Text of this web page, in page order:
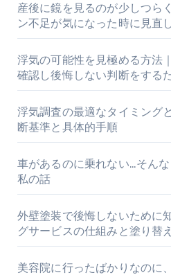
産後に鏡を見るのが少しつら
ン不足が気になった時に見直
浮気の可能性を見極める方法
確認し後悔しない判断をする
浮気調査の最適なタイミング
断基準と具体的手順
車があるのに乗れない…そん
私の話
外壁塗装で後悔しないために
グサービスの仕組みと塗り替
美容院に行ったばかりなのに